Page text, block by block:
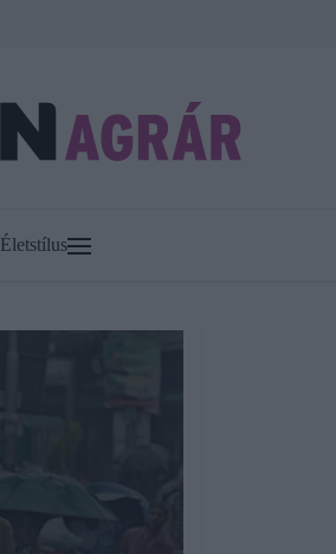
Életstílus